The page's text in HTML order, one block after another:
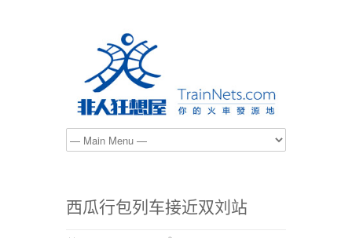
西瓜行包列车接近双刘站